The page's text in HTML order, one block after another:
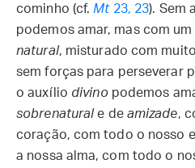
cominho (cf. Mt23, 23). Sem
podemos amar, mas com
natural, misturado com
sem forças para perseverar
o auxílio divinopodemos
sobrenatural e de amizade,
coração, com todo o nosso
a nossa alma, com todo o